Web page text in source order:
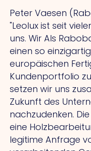
Peter Vaesen
"Leolux ist seit
uns. Wir Als
einen so
europäischen
Kundenportfolio
setzen wir uns
Zukunft des
nachzudenken. Die
eine
legitime Anfrage